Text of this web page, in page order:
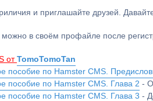
и приглашайте друзей.
в своём профайле после
от TomoTomoTan
пособие по Hamster CMS.
пособие по Hamster CMS. Глава 2 -
пособие по Hamster CMS. Глава 3 -